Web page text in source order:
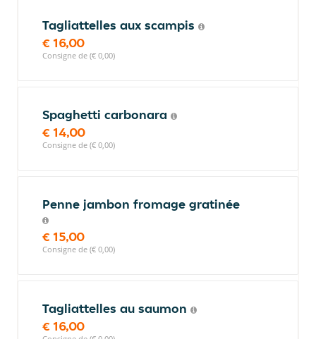
Tagliattelles aux scampis
€ 16,00
Consigne de (€ 0,00)
Spaghetti carbonara
€ 14,00
Consigne de (€ 0,00)
Penne jambon fromage gratinée
€ 15,00
Consigne de (€ 0,00)
Tagliattelles au saumon
€ 16,00